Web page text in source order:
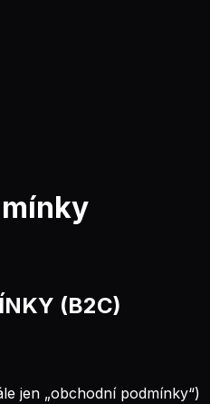
(B2C)
jen „obchodní podmínky“)